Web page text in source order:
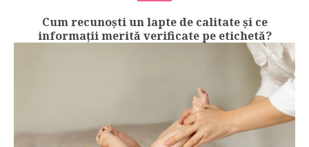
Cum recunoști un lapte de calitate și ce
informații merită verificate pe etichetă?